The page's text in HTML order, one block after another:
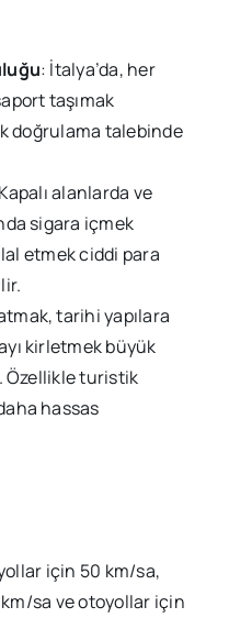
: İtalya’da, her
taşımak
doğrulama talebinde
alanlarda ve
sigara içmek
etmek ciddi para
tarihi yapılara
kirletmek büyük
Özellikle turistik
hassas
için 50 km/sa,
sa ve otoyollar için